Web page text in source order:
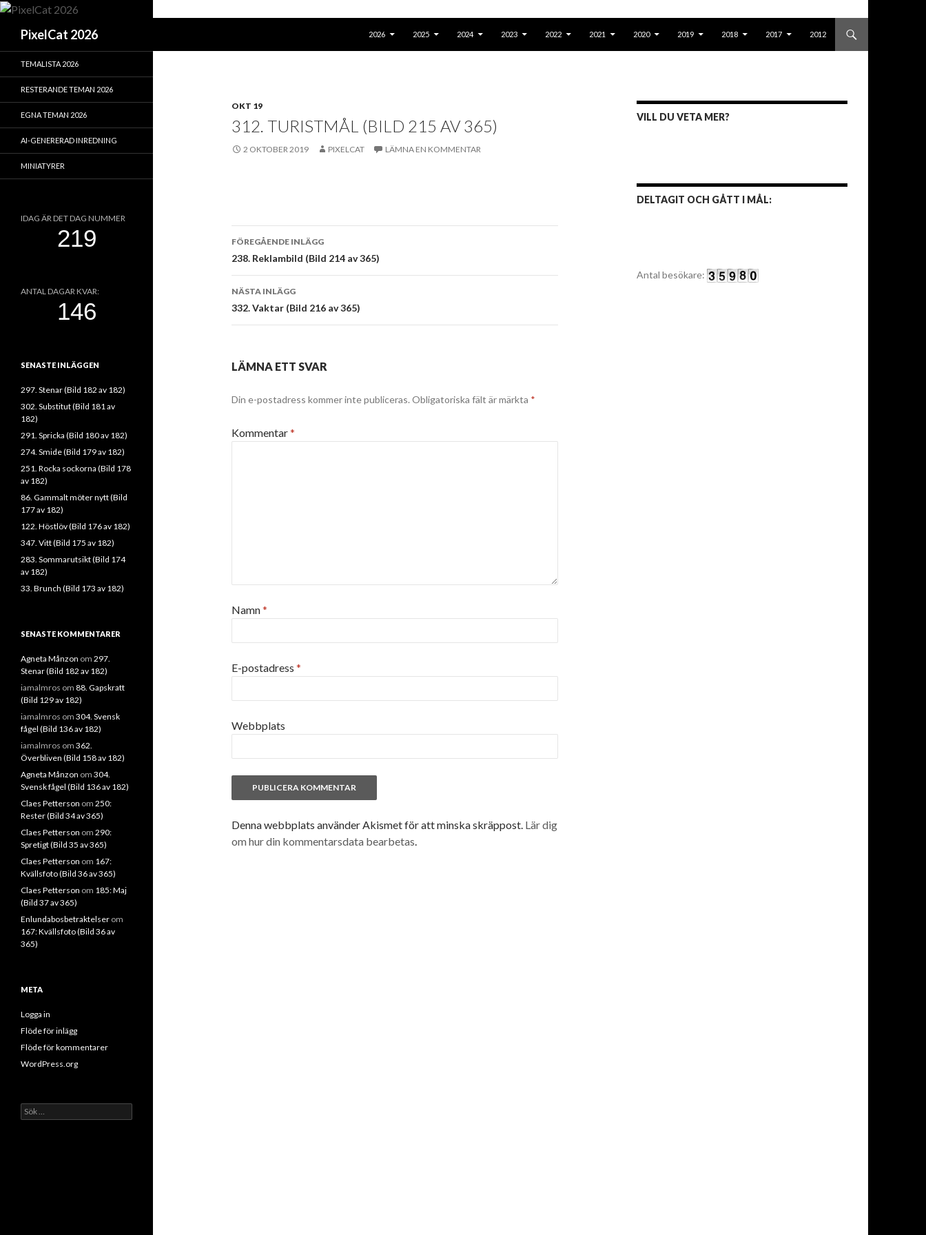
PixelCat 2026
2026
2025 2024 2023 2022 2021 2020 2019 2018 2017 2012
OKT 19
312. TURISTMÅL (BILD 215 AV 365)
2 OKTOBER 2019 PIXELCAT LÄMNA EN KOMMENTAR
Inläggsnavigering
FÖREGÅENDE INLÄGG
238. Reklambild (Bild 214 av 365)
NÄSTA INLÄGG
332. Vaktar (Bild 216 av 365)
LÄMNA ETT SVAR
Din e-postadress kommer inte publiceras. Obligatoriska fält är märkta *
Kommentar*
Namn*
E-postadress *
Webbplats
Denna webbplats använder Akismet för att minska skräppost. Lär dig
om hur din kommentarsdata bearbetas.
VILL DU VETA MER?
DELTAGIT OCH GÅTT I MÅL:
Antal besökare:
TEMALISTA 2026
RESTERANDE TEMAN 2026
EGNA TEMAN 2026
AI-GENERERAD INREDNING
MINIATYRER
IDAG ÄR DET DAG NUMMER
ANTAL DAGAR KVAR:
SENASTE INLÄGGEN
297. Stenar (Bild 182 av 182)
302. Substitut (Bild 181 av
182)
291. Spricka (Bild 180 av 182)
274. Smide (Bild 179 av 182)
251. Rocka sockorna (Bild 178
av 182)
86. Gammalt möter nytt (Bild
177 av 182)
122. Höstlöv (Bild 176 av 182)
347. Vitt (Bild 175 av 182)
283. Sommarutsikt (Bild 174
av 182)
33. Brunch (Bild 173 av 182)
SENASTE KOMMENTARER
Agneta Månzon om 297.
Stenar (Bild 182 av 182)
iamalmros om 88. Gapskratt
(Bild 129 av 182)
iamalmros om 304. Svensk
fågel (Bild 136 av 182)
iamalmros om 362.
Överbliven (Bild 158 av 182)
Agneta Månzon om 304.
Svensk fågel (Bild 136 av 182)
Claes Petterson om 250:
Rester (Bild 34 av 365)
Claes Petterson om 290:
Spretigt (Bild 35 av 365)
Claes Petterson om 167:
Kvällsfoto (Bild 36 av 365)
Claes Petterson om 185: Maj
(Bild 37 av 365)
Enlundabosbetraktelser om
167: Kvällsfoto (Bild 36 av
365)
META
Logga in
Flöde för inlägg
Flöde för kommentarer
WordPress.org
Sök
efter: